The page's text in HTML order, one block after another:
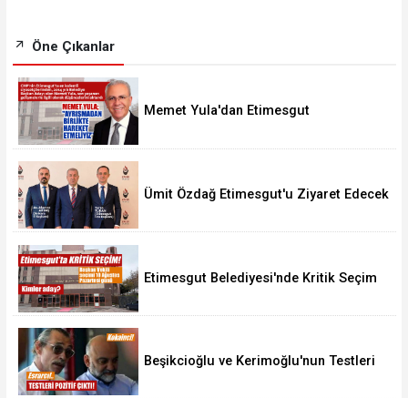
Öne Çıkanlar
Memet Yula'dan Etimesgut
Ümit Özdağ Etimesgut'u Ziyaret Edecek
Etimesgut Belediyesi'nde Kritik Seçim
Beşikcioğlu ve Kerimoğlu'nun Testleri